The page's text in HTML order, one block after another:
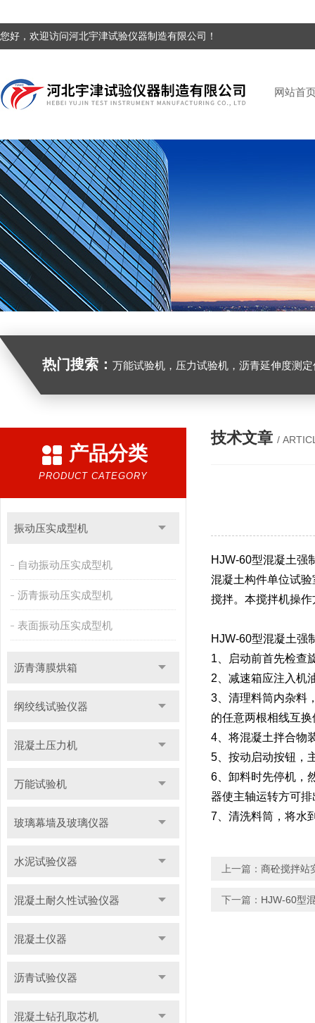
您好，欢迎访问河北宇津试验仪器制造有限公司！
网站首
热门搜索： 万能试验机，压力试验机，沥青延伸度测定仪，沥青混合料拌合机，全自动沥青混合料离心式抽提仪，马歇尔电动
产品分类
PRODUCT CATEGORY
振动压实成型机
自动振动压实成型机
沥青振动压实成型机
表面振动压实成型机
沥青薄膜烘箱
纲绞线试验仪器
混凝土压力机
万能试验机
玻璃幕墙及玻璃仪器
水泥试验仪器
混凝土耐久性试验仪器
混凝土仪器
沥青试验仪器
混凝土钻孔取芯机
技术文章 /
HJW-60型混凝土强
混凝土构件单位试
搅拌。本搅拌机操
HJW-60型混凝土强
1 、启动前首先检
2 、减速箱应注入
3 、清理料筒内杂
的任意两根相线互
4 、将混凝土拌合
5 、按动启动按钮
6 、卸料时先停机
器使主轴运转方可
7 、清洗料筒，将
上一篇： 商砼搅拌站
下一篇： HJW-60型